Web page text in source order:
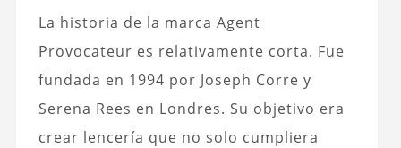
La historia de la marca Agent
Provocateur es relativamente corta. Fue
fundada en 1994 por Joseph Corre y
Serena Rees en Londres. Su objetivo era
crear lencería que no solo cumpliera